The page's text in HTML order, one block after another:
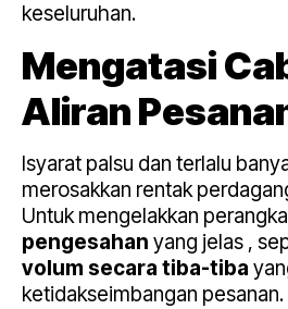
keseluruhan.
Mengatasi
Aliran
Isyarat palsu dan terlalu
merosakkan rentak
Untuk mengelakkan
pengesahan yang jelas ,
volum secara tiba-tiba
ketidakseimbangan pesanan.